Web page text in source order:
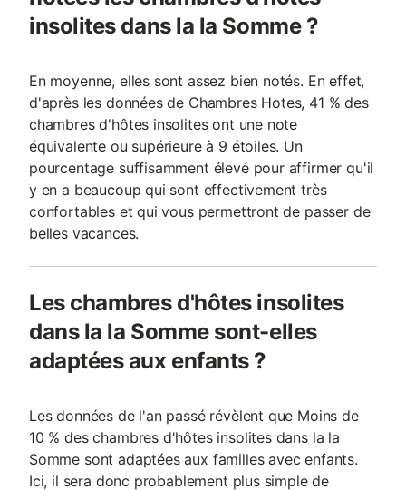
insolites dans la la Somme ?
En moyenne, elles sont assez bien notés. En effet,
d'après les données de Chambres Hotes, 41 % des
chambres d'hôtes insolites ont une note
équivalente ou supérieure à 9 étoiles. Un
pourcentage suffisamment élevé pour affirmer qu'il
y en a beaucoup qui sont effectivement très
confortables et qui vous permettront de passer de
belles vacances.
Les chambres d'hôtes insolites
dans la la Somme sont-elles
adaptées aux enfants ?
Les données de l'an passé révèlent que Moins de
10 % des chambres d'hôtes insolites dans la la
Somme sont adaptées aux familles avec enfants.
Ici, il sera donc probablement plus simple de